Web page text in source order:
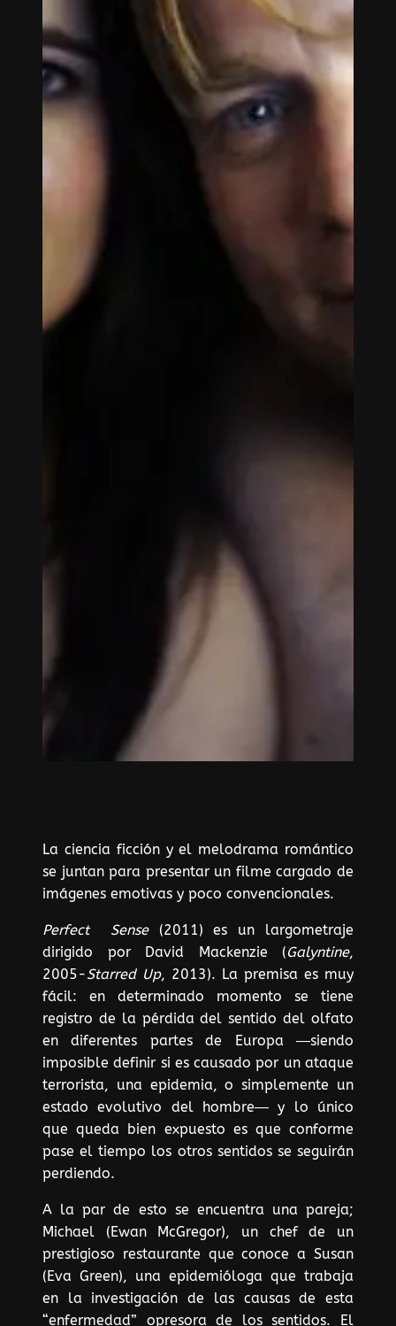
La ciencia ficción y el melodrama romántico
se juntan para presentar un filme cargado de
imágenes emotivas y poco convencionales.
Perfect Sense(2011) es un largometraje
dirigido por David Mackenzie (Galyntine,
2005-Starred Up, 2013). La premisa es muy
fácil: en determinado momento se tiene
registro de la pérdida del sentido del olfato
en diferentes partes de Europa ―siendo
imposible definir si es causado por un ataque
terrorista, una epidemia, o simplemente un
estado evolutivo del hombre― y lo único
que queda bien expuesto es que conforme
pase el tiempo los otros sentidos se seguirán
perdiendo.
A la par de esto se encuentra una pareja;
Michael (Ewan McGregor), un chef de un
prestigioso restaurante que conoce a Susan
(Eva Green), una epidemióloga que trabaja
en la investigación de las causas de esta
“enfermedad” opresora de los sentidos. El